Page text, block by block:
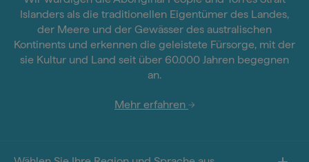
Islanders als die traditionellen Eigentümer des Landes,
der Meere und der Gewässer des australischen
Kontinents und erkennen die geleistete Fürsorge, mit der
sie Kultur und Land seit über 60.000 Jahren begegnen
an.
Mehr erfahren